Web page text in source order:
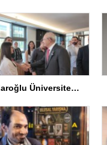
Kılıçdaroğlu Üniversitesi Tercih Merkezi’ni Ziyaret Etti